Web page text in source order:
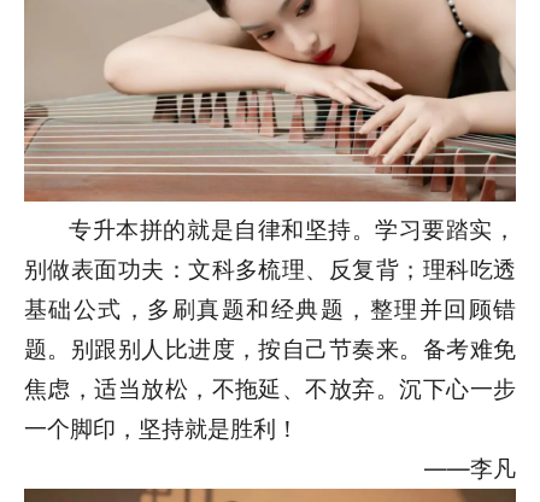
专升本拼的就是自律和坚持。学习要踏实，
别做表面功夫：文科多梳理、反复背；理科吃透
基础公式，多刷真题和经典题，整理并回顾错
题。别跟别人比进度，按自己节奏来。备考难免
焦虑，适当放松，不拖延、不放弃。沉下心一步
一个脚印，坚持就是胜利！
——李凡